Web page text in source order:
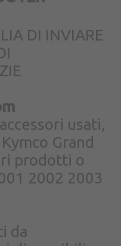
DI INVIARE
usati,
Grand
prodotti o
2002 2003
da